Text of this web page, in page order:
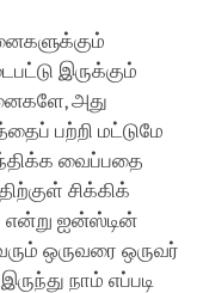
இருக்கும்
அது
பற்றி மட்டுமே
வைப்பதை
சிக்கிக்
என்று ஐன்ஸ்டின்
ஒருவரை ஒருவர்
நாம் எப்படி